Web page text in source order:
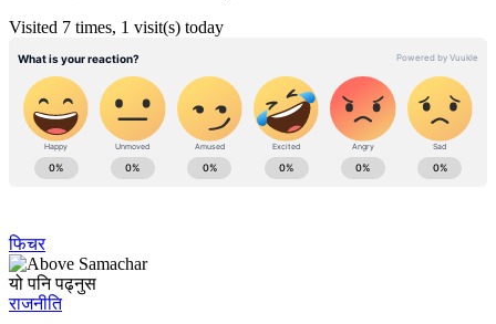
Visited 7 times, 1 visit(s) today
फिचर
यो पनि पढ्नुस
राजनीति